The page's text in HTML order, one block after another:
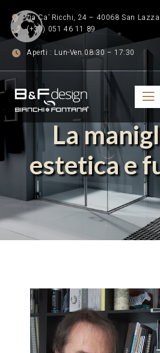
Via Ca’ Ricchi, 24 – 40068 San
(+39) 051 46 11 89
Aperti : Lun-Ven 08:30 – 17:30
La
estetica e